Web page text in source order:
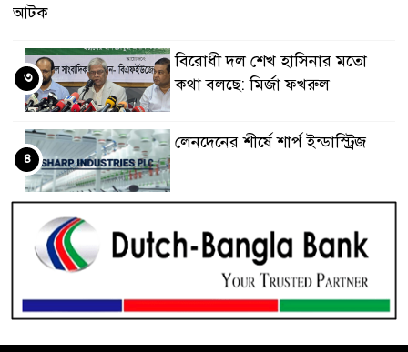
আটক
বিরোধী দল শেখ হাসিনার মতো
কথা বলছে: মির্জা ফখরুল
৩
লেনদেনের শীর্ষে শার্প ইন্ডাস্ট্রিজ
৪
বিডিবিএল মিউচুয়াল ফান্ড
দরপতনের তালিকায় শীর্ষে মেট্রো
৬